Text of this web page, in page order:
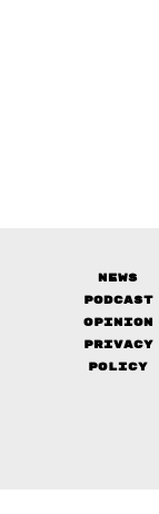
News
Podcast
Opinion
Privacy
Policy